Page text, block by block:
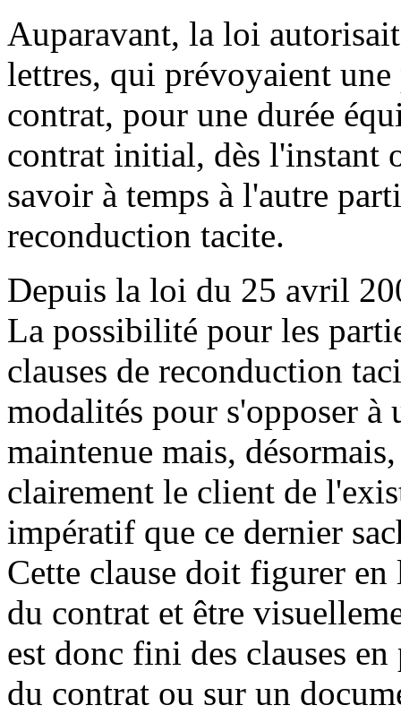
Auparavant, la loi
lettres, qui prévoyaient
contrat, pour une durée
contrat initial, dès l'instant
savoir à temps à l'autre
reconduction tacite.
Depuis la loi du 25 avril
La possibilité pour les
clauses de reconduction
modalités pour s'opposer à
maintenue mais,
clairement le client de
impératif que ce dernier
Cette clause doit figurer en
du contrat et être
est donc fini des clauses
du contrat ou sur un